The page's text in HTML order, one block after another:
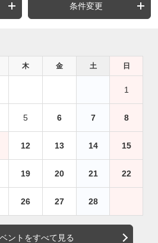
条件変更
木 金 土 日
1
5 6 7 8
12 13 14 15
19 20 21 22
26 27 28
ントをすべて見る